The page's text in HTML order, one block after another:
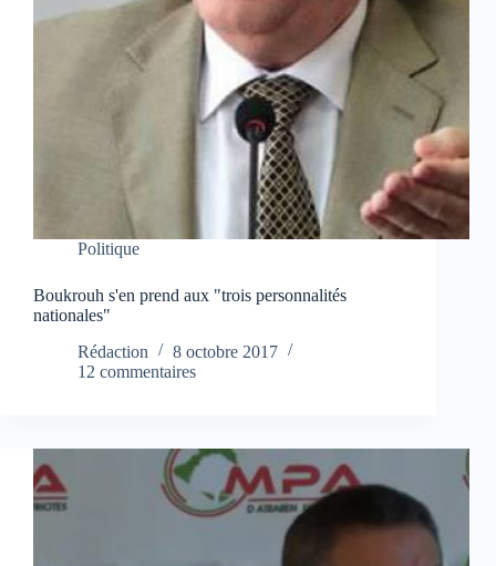
Politique
Boukrouh s'en prend aux "trois personnalités
nationales"
Rédaction
8 octobre 2017
12 commentaires